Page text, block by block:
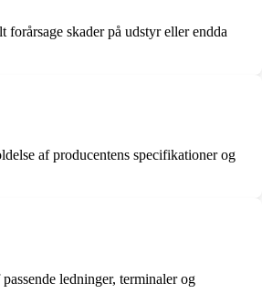
skader på udstyr eller endda
af producentens specifikationer og
ledninger, terminaler og